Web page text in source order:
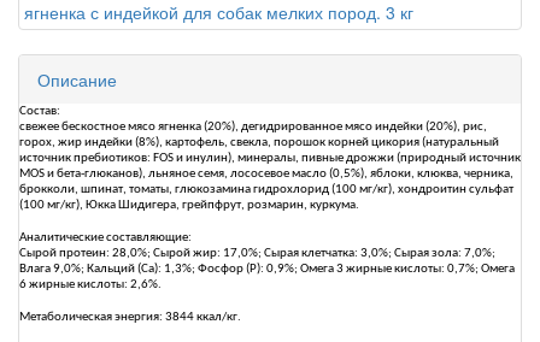
Описание
Состав:
свежее бескостное мясо ягненка (20%), дегидрированное мясо индейки (20%), рис,
горох, жир индейки (8%), картофель, свекла, порошок корней цикория (натуральный
источник пребиотиков: FOS и инулин), минералы, пивные дрожжи (природный источник
MOS и бета-глюканов), льняное семя, лососевое масло (0,5%), яблоки, клюква, черника,
брокколи, шпинат, томаты, глюкозамина гидрохлорид (100 мг/кг), хондроитин сульфат
(100 мг/кг), Юкка Шидигера, грейпфрут, розмарин, куркума.
Аналитические составляющие:
Сырой протеин: 28,0%; Сырой жир: 17,0%; Сырая клетчатка: 3,0%; Сырая зола: 7,0%;
Влага 9,0%; Кальций (Ca): 1,3%; Фосфор (P): 0,9%; Омега 3 жирные кислоты: 0,7%; Омега
6 жирные кислоты: 2,6%.
Метаболическая энергия: 3844 ккал/кг.